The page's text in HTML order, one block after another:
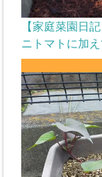
【家庭菜園日
ニトマトに加